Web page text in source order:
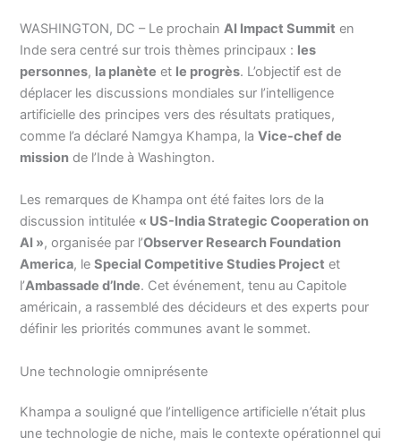
WASHINGTON, DC – Le prochainAI Impact Summit en
Inde sera centré sur trois thèmes principaux : les
personnes, la planète et le progrès. L’objectif est de
déplacer les discussions mondiales sur l’intelligence
artificielle des principes vers des résultats pratiques,
comme l’a déclaré Namgya Khampa, laVice-chef de
mission de l’Inde à Washington.
Les remarques de Khampa ont été faites lors de la
discussion intitulée « US-India Strategic Cooperation on
AI », organisée par l’Observer Research Foundation
America, leSpecial Competitive Studies Project et
l’Ambassade d’Inde. Cet événement, tenu au Capitole
américain, a rassemblé des décideurs et des experts pour
définir les priorités communes avant le sommet.
Une technologie omniprésente
Khampa a souligné que l’intelligence artificielle n’était plus
une technologie de niche, mais le contexte opérationnel qui